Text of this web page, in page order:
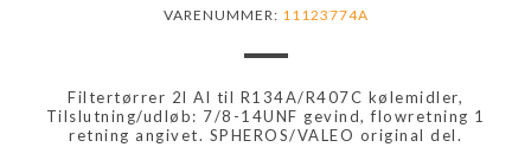
VARENUMMER: 11123774A
Filtertørrer 2l Al til R134A/R407C kølemidler,
Tilslutning/udløb: 7/8-14UNF gevind, flowretning 1
retning angivet. SPHEROS/VALEO original del.